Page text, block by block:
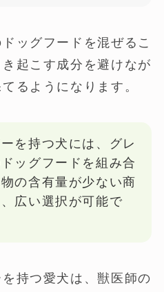
ッグフードを混ぜるこ
起こす成分を避けなが
るようになります。
を持つ犬には、グレ
ッグフードを組み合
の含有量が少ない商
広い選択が可能で
持つ愛犬は、獣医師の